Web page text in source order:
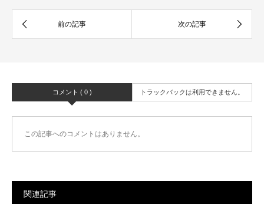
コメント ( 0 ) トラックバックは利用できません。
この記事へのコメントはありません。
関連記事